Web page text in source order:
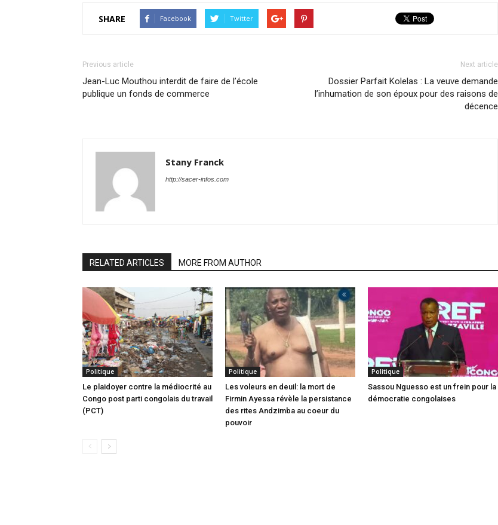
SHARE Facebook Twitter
Previous article
Jean-Luc Mouthou interdit de faire de l’école
publique un fonds de commerce
Next article
Dossier Parfait Kolelas : La veuve demande
l’inhumation de son époux pour des raisons de
décence
Stany Franck
http://sacer-infos.com
RELATED ARTICLES MORE FROM AUTHOR
Politique
Le plaidoyer contre la médiocrité au
Congo post parti congolais du travail
(PCT)
Politique
Les voleurs en deuil: la mort de
Firmin Ayessa révèle la persistance
des rites Andzimba au coeur du
pouvoir
Politique
Sassou Nguesso est un frein pour la
démocratie congolaises